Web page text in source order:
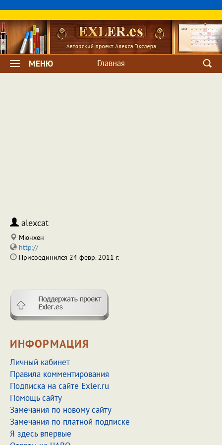
МЕНЮ Главная
alexcat
Мюнхен
http://
Присоединился 24 февр. 2011 г.
ИНФОРМАЦИЯ
Личный кабинет
Правила комментирования
Подписка на сайте Exler.ru
Помощь сайту
Замечания по новому сайту
Замечания по платной подписке
Я здесь впервые